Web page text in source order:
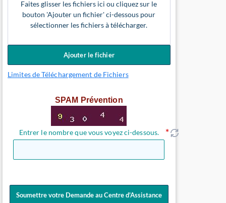
Faites glisser les fichiers ici ou cliquez sur le
bouton 'Ajouter un fichier' ci-dessous pour
sélectionner les fichiers à télécharger.
Ajouter le fichier
Limites de Téléchargement de Fichiers
SPAM Prévention
Entrer le nombre que vous voyez ci-dessous.
Soumettre votre Demande au Centre d'Assistance